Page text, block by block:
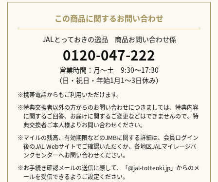
本体サイズ：W22.6×D21.7×H29.7cm
本体重量：1,500g
素材：ステンレス鋼、ABS樹脂+溶剤塗装、シリコン、POM、PP
付属品：電源ベース
この商品に関するお問い合わせ
JALとっておきの逸品 商品お問い合わせ係
0120-047-222
営業時間：月～土 9:30～17:30
（日・祝日・年始1月1～3日休み）
※携帯電話からもご利用いただけます。
※特典交換者以外の方からのお問い合わせにつきましては、特典内容
に関するご回答、お届けに関するご変更などはできませんので、特
典交換者ご本人様よりお問い合わせください。
※マイルの残高、有効期限などのJMBに関する詳細は、会員ログイン
後のJAL Webサイトでご確認いただくか、各地区JALマイレージバ
ンクセンターへお問い合わせください。
※お手続き確認メールの送信に際して、「@jal-totteoki.jp」からのメ
ールを受信できるようご設定ください。